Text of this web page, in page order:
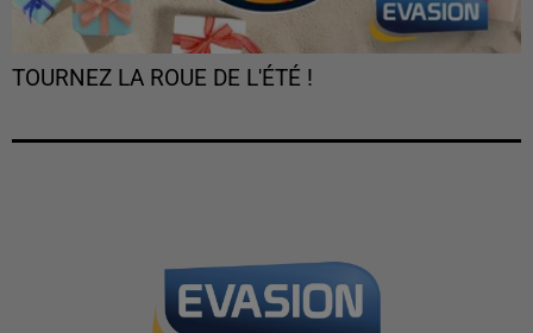
TOURNEZ LA ROUE DE L'ÉTÉ !